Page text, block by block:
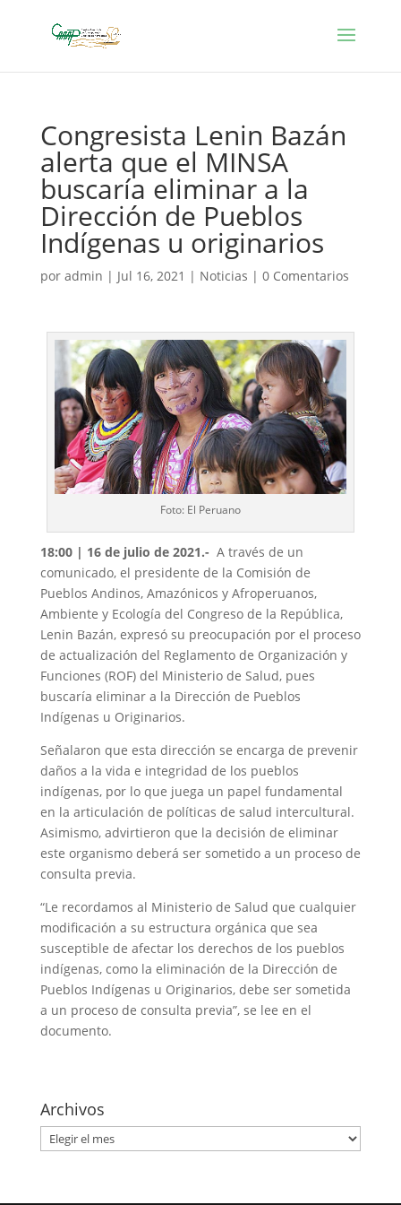
Congresista Lenin Bazán
alerta que el MINSA
buscaría eliminar a la
Dirección de Pueblos
Indígenas u originarios
por admin | Jul 16, 2021 | Noticias | 0 Comentarios
Foto: El Peruano
18:00 | 16 de julio de 2021.- A través de un
comunicado, el presidente de la Comisión de
Pueblos Andinos, Amazónicos y Afroperuanos,
Ambiente y Ecología del Congreso de la República,
Lenin Bazán, expresó su preocupación por el proceso
de actualización del Reglamento de Organización y
Funciones (ROF) del Ministerio de Salud, pues
buscaría eliminar a la Dirección de Pueblos
Indígenas u Originarios.
Señalaron que esta dirección se encarga de prevenir
daños a la vida e integridad de los pueblos
indígenas, por lo que juega un papel fundamental
en la articulación de políticas de salud intercultural.
Asimismo, advirtieron que la decisión de eliminar
este organismo deberá ser sometido a un proceso de
consulta previa.
“Le recordamos al Ministerio de Salud que cualquier
modificación a su estructura orgánica que sea
susceptible de afectar los derechos de los pueblos
indígenas, como la eliminación de la Dirección de
Pueblos Indígenas u Originarios, debe ser sometida
a un proceso de consulta previa”, se lee en el
documento.
Archivos
Archivos